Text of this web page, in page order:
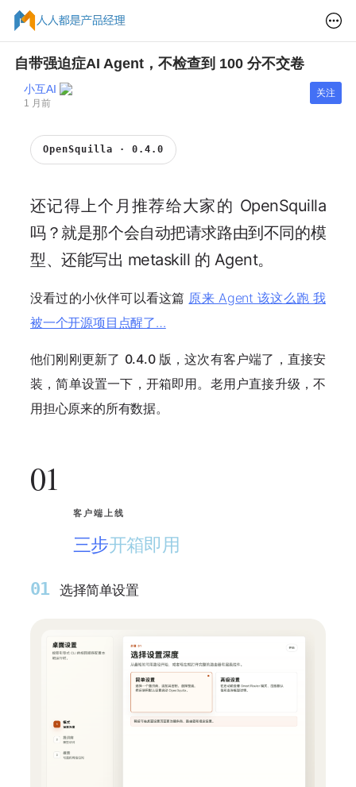
自带强迫症AI Agent，不检查到 100 分不交卷
小互AI
1 月前
关注
OpenSquilla · 0.4.0
还记得上个月推荐给大家的 OpenSquilla
吗？就是那个会自动把请求路由到不同的模
型、还能写出 metaskill 的 Agent。
没看过的小伙伴可以看这篇 原来 Agent 该这么跑 我
被一个开源项目点醒了…
他们刚刚更新了 0.4.0 版 ，这次有客户端了，直接安
装，简单设置一下，开箱即用。老用户直接升级，不
用担心原来的所有数据。
01
客户端上线
三步开箱即用
01 选择简单设置